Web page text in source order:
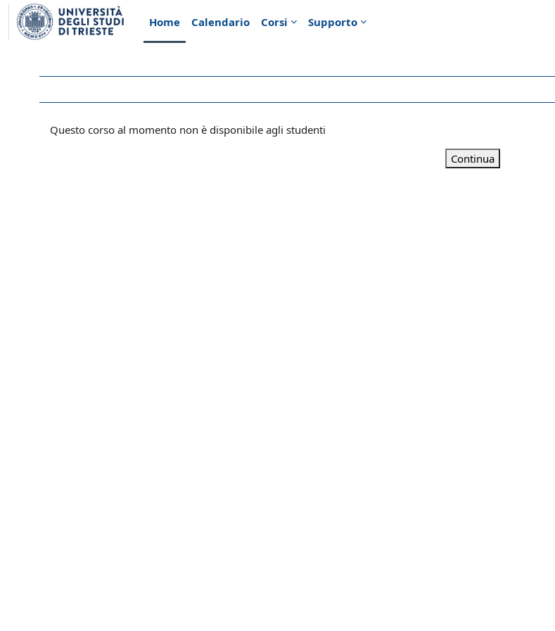
Vai al contenuto principale
Home
Calendario Corsi Supporto
Questo corso al momento non è disponibile agli studenti
Continua